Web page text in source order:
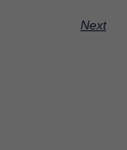
Next